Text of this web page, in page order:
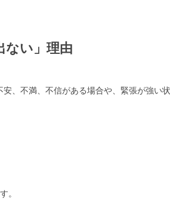
ない」理由
、不満、不信がある場合や、緊張が強い
。